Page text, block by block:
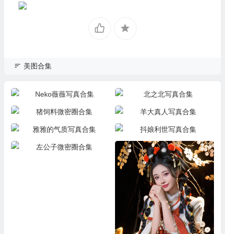
美图合集
Neko薇薇写真合集 北之北写真合集
猪饲料微密圈合集 羊大真人写真合集
雅雅的气质写真合集 抖娘利世写真合集